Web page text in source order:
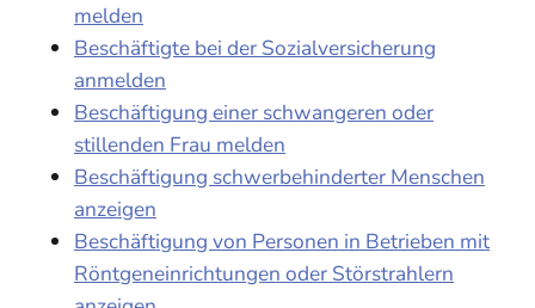
melden
Beschäftigte bei der Sozialversicherung
anmelden
Beschäftigung einer schwangeren oder
stillenden Frau melden
Beschäftigung schwerbehinderter Menschen
anzeigen
Beschäftigung von Personen in Betrieben mit
Röntgeneinrichtungen oder Störstrahlern